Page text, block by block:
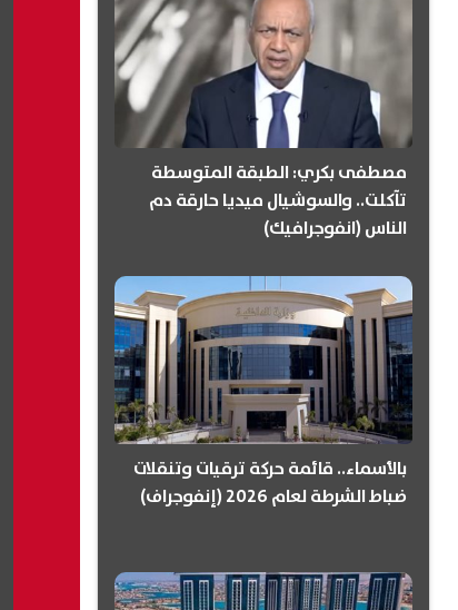
مصطفى بكري: الطبقة المتوسطة
تآكلت.. والسوشيال ميديا حارقة دم
الناس (انفوجرافيك)
بالأسماء.. قائمة حركة ترقيات وتنقلات
ضباط الشرطة لعام 2026 (إنفوجراف)